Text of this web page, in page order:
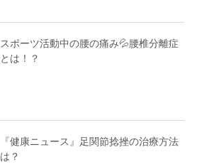
スポーツ活動中の腰の痛み💦腰椎分離症
とは！？
『健康ニュース』足関節捻挫の治療方法
は？